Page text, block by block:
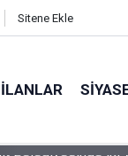
Sitene Ekle